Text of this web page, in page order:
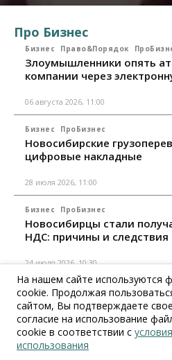
Про Бизнес
Бизнес Право&Порядок
Злоумышленники опять
компании через
06 августа 2026, 11:00
Бизнес ПроБизнес
Новосибирские
цифровые накладные
28 июля 2026, 11:00
Бизнес ПроБизнес
Новосибирцы стали
НДС: причины и следствия
24 июля 2026, 10:30
Бизнес ПроБизнес
Новосибирская область
смертности бизнеса
17 июля 2026, 12:00
На нашем сайте используются
cookie. Продолжая
сайтом, Вы подтверждаете свое
согласие на использование
cookie в соответствии с
использования